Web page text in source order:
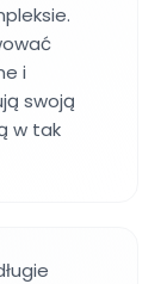
i
swoją
w tak